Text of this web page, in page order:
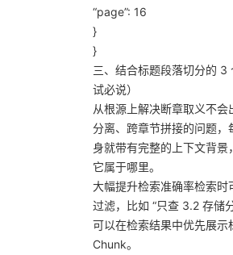
“page”: 16
}
}
三、结合标题段落切分的 3
试必说）
从根源上解决断章取义不会
分离、跨章节拼接的问题，
身就带有完整的上下文背景
它属于哪里。
大幅提升检索准确率检索时
过滤，比如 “只查 3.2 存储
可以在检索结果中优先展示
Chunk。